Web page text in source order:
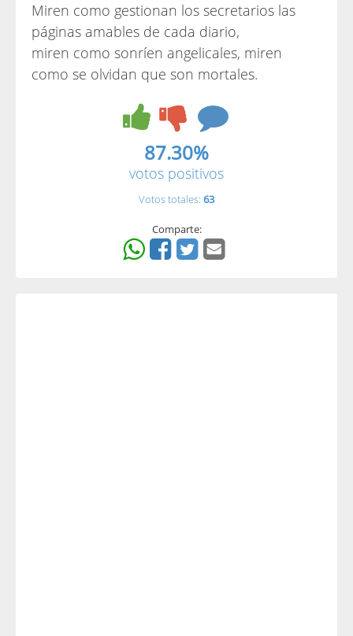
Miren como gestionan los secretarios las
páginas amables de cada diario,
miren como sonríen angelicales, miren
como se olvidan que son mortales.
87.30%
votos positivos
Votos totales: 63
Comparte: